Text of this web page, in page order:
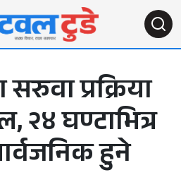
प्रक्रिया
२४ घण्टाभित्र
हुने